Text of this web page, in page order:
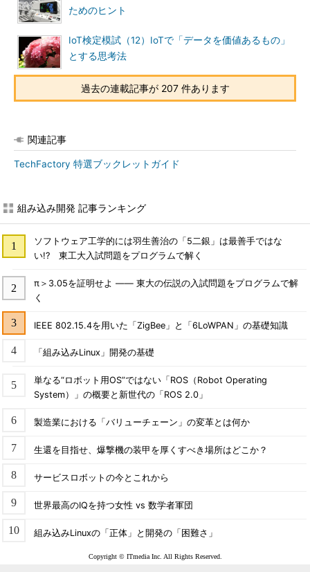
ためのヒント
IoT検定模試（12）IoTで「データを価値あるもの」
とする思考法
過去の連載記事が 207 件あります
関連記事
TechFactory 特選ブックレットガイド
組み込み開発 記事ランキング
ソフトウェア工学的には羽生善治の「5二銀」は最善手ではな
い!? 東工大入試問題をプログラムで解く
π＞3.05を証明せよ ―― 東大の伝説の入試問題をプログラムで解
く
IEEE 802.15.4を用いた「ZigBee」と「6LoWPAN」の基礎知識
「組み込みLinux」開発の基礎
単なる“ロボット用OS”ではない「ROS（Robot Operating
System）」の概要と新世代の「ROS 2.0」
製造業における「バリューチェーン」の変革とは何か
生還を目指せ、爆撃機の装甲を厚くすべき場所はどこか？
サービスロボットの今とこれから
世界最高のIQを持つ女性 vs 数学者軍団
組み込みLinuxの「正体」と開発の「困難さ」
Copyright © ITmedia Inc. All Rights Reserved.